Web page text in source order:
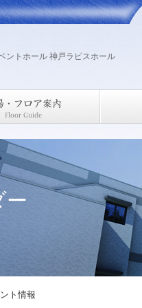
ントホール 神戸ラピスホール
ー
ト情報